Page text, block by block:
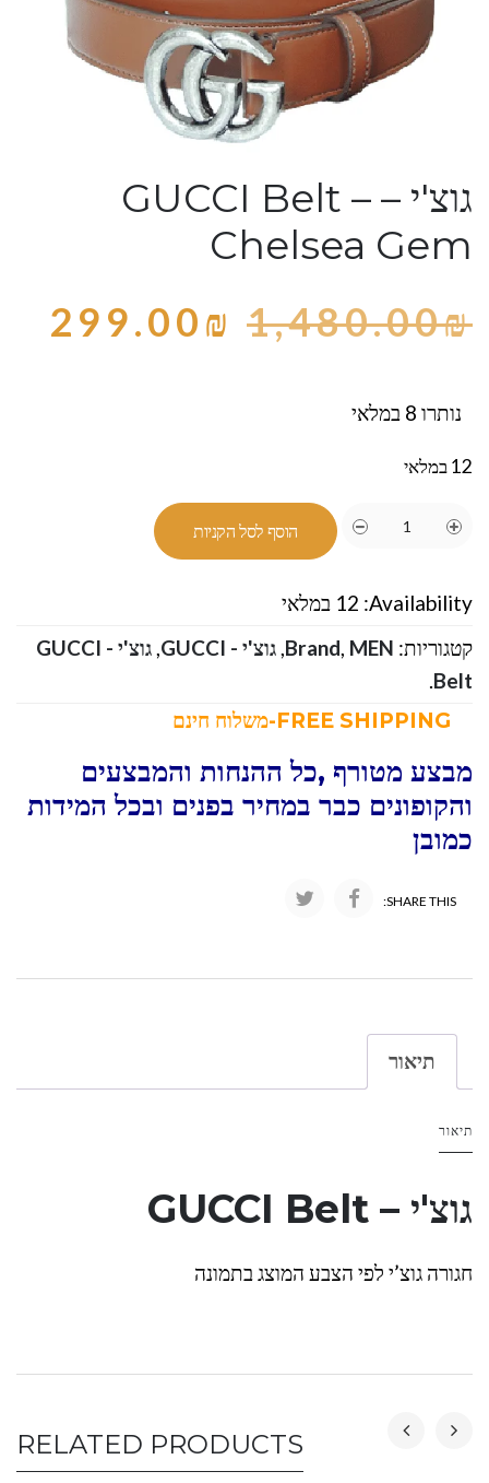
גוצ'י – GUCCI Belt –
Chelsea Gem
1,480.00₪
299.00₪
נותרו 8 במלאי
12 במלאי
הוסף לסל הקניות
Availability: 12 במלאי
קטגוריות:
Brand, MEN
,גוצ'י - GUCCI ,
גוצ'י - GUCCI
Belt
.
מבצע מטורף ,כל ההנחות והמבצעים
והקופונים כבר במחיר בפנים ובכל המידות
כמובן
SHARE THIS:
תיאור
תיאור
גוצ'י – GUCCI Belt
חגורה גוצ’י לפי הצבע המוצג בתמונה
RELATED PRODUCTS